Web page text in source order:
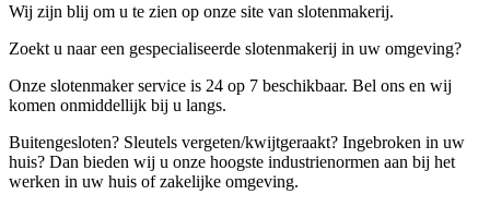
Wij zijn blij om u te zien op onze site van slotenmakerij.
Zoekt u naar een gespecialiseerde slotenmakerij in uw omgeving?
Onze slotenmaker service is 24 op 7 beschikbaar. Bel ons en wij
komen onmiddellijk bij u langs.
Buitengesloten? Sleutels vergeten/kwijtgeraakt? Ingebroken in uw
huis? Dan bieden wij u onze hoogste industrienormen aan bij het
werken in uw huis of zakelijke omgeving.